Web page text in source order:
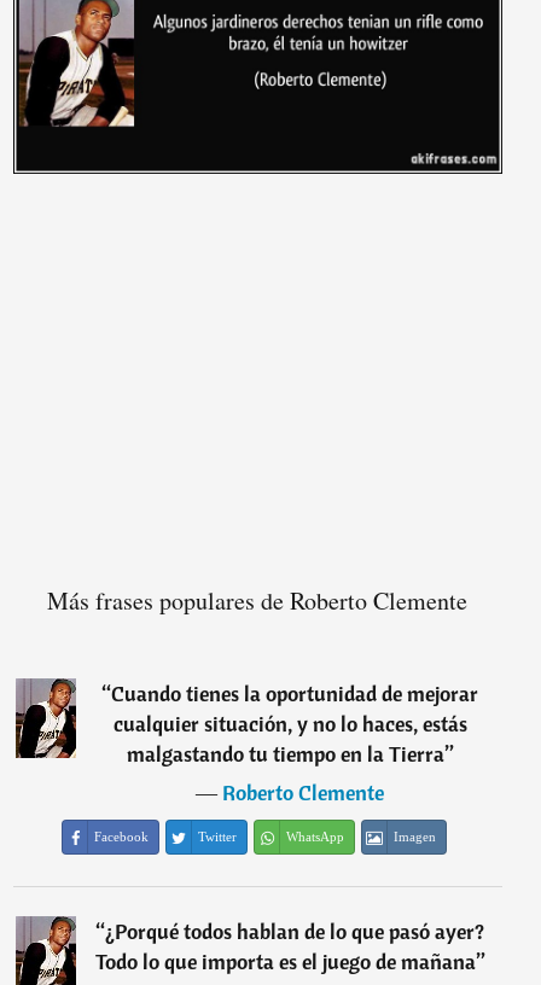
Más frases populares de Roberto Clemente
“Cuando tienes la oportunidad de mejorar
cualquier situación, y no lo haces, estás
malgastando tu tiempo en la Tierra”
―Roberto Clemente
Facebook Twitter WhatsApp Imagen
“¿Porqué todos hablan de lo que pasó ayer?
Todo lo que importa es el juego de mañana”